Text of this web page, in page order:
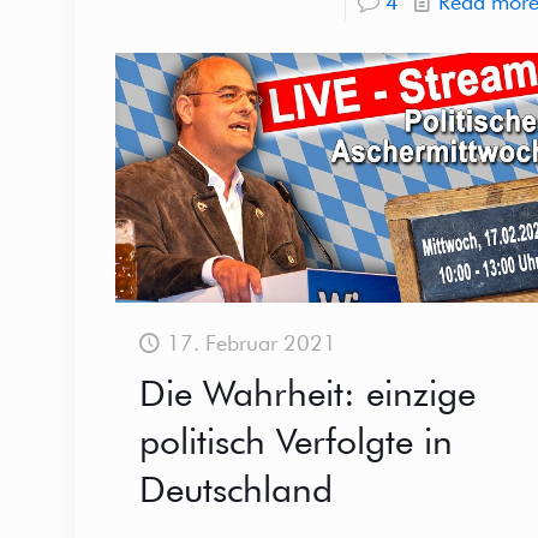
17. Februar 2021
Die Wahrheit: einzige
politisch Verfolgte in
Deutschland